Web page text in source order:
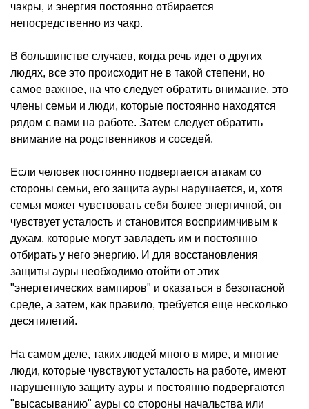
чакры, и энергия постоянно отбирается
непосредственно из чакр.
В большинстве случаев, когда речь идет о других
людях, все это происходит не в такой степени, но
самое важное, на что следует обратить внимание, это
члены семьи и люди, которые постоянно находятся
рядом с вами на работе. Затем следует обратить
внимание на родственников и соседей.
Если человек постоянно подвергается атакам со
стороны семьи, его защита ауры нарушается, и, хотя
семья может чувствовать себя более энергичной, он
чувствует усталость и становится восприимчивым к
духам, которые могут завладеть им и постоянно
отбирать у него энергию. И для восстановления
защиты ауры необходимо отойти от этих
"энергетических вампиров" и оказаться в безопасной
среде, а затем, как правило, требуется еще несколько
десятилетий.
На самом деле, таких людей много в мире, и многие
люди, которые чувствуют усталость на работе, имеют
нарушенную защиту ауры и постоянно подвергаются
"высасыванию" ауры со стороны начальства или